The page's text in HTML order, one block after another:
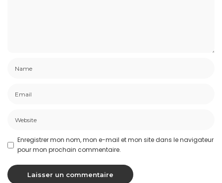
Enregistrer mon nom, mon e-mail et mon site dans le navigateur
pour mon prochain commentaire.